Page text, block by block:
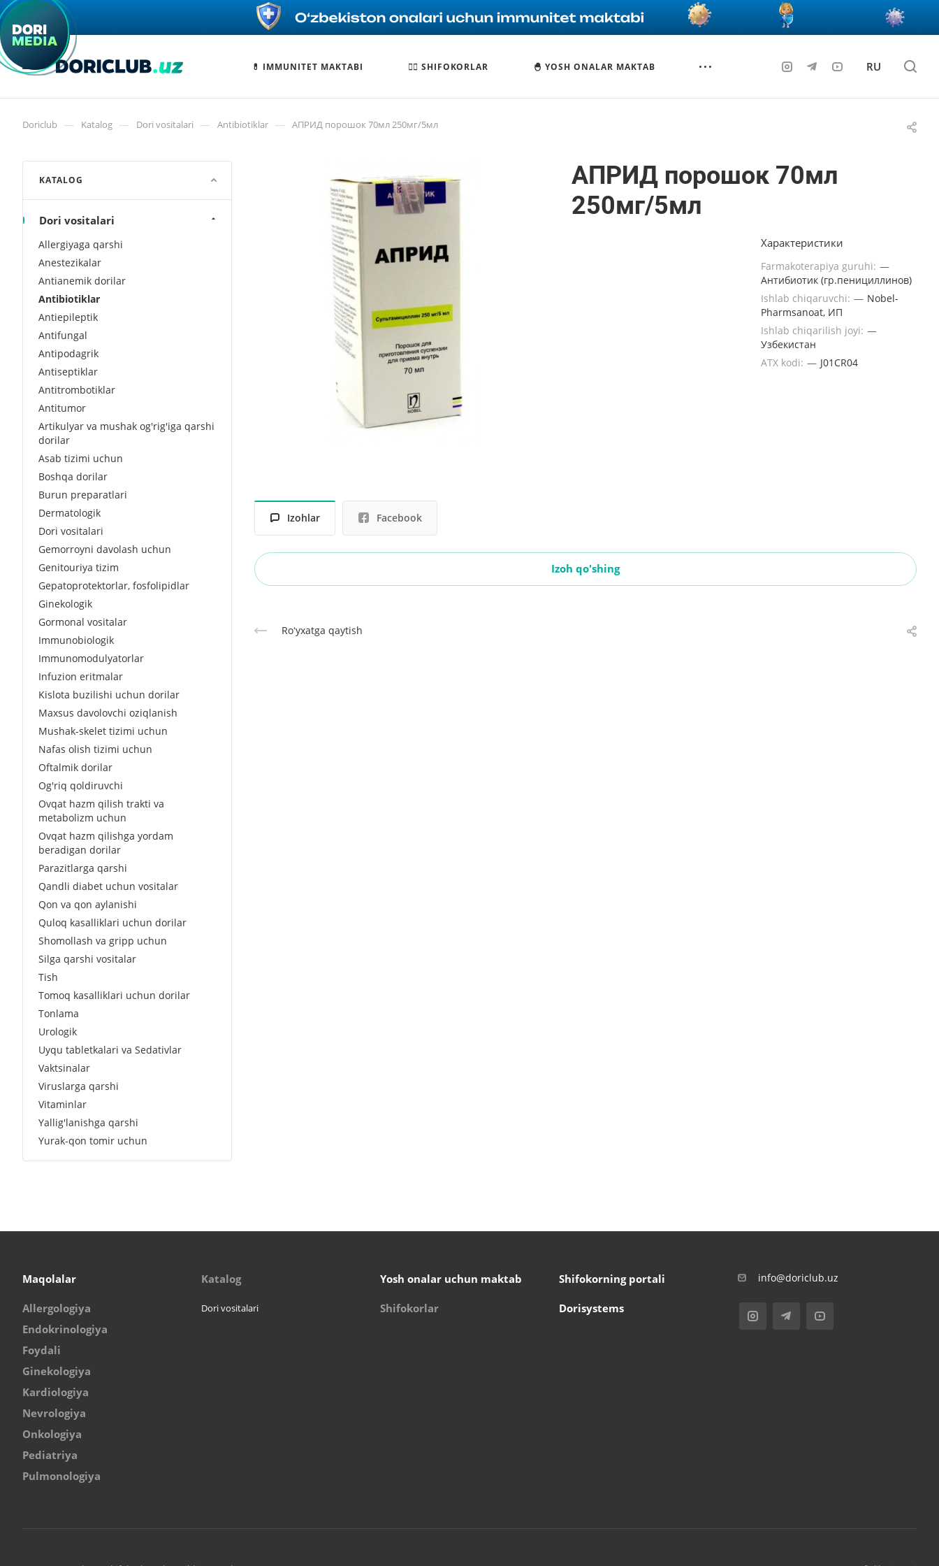
💊 IMMUNITET MAKTABI 🧑‍⚕️ SHIFOKORLAR 🐣 YOSH ONALAR MAKTAB RU
Doriclub — Katalog — Dori vositalari — Antibiotiklar — АПРИД порошок 70мл 250мг/5мл
АПРИД порошок 70мл
250мг/5мл
Характеристики
Farmakoterapiya guruhi: —
Антибиотик (гр.пенициллинов)
Ishlab chiqaruvchi: — Nobel-
Pharmsanoat, ИП
Ishlab chiqarilish joyi: —
Узбекистан
ATX kodi: — J01CR04
Izohlar Facebook
Izoh qo'shing
Roʻyxatga qaytish
KATALOG
Dori vositalari
Allergiyaga qarshi
Anestezikalar
Antianemik dorilar
Antibiotiklar
Antiepileptik
Antifungal
Antipodagrik
Antiseptiklar
Antitrombotiklar
Antitumor
Artikulyar va mushak og'rig'iga qarshi
dorilar
Asab tizimi uchun
Boshqa dorilar
Burun preparatlari
Dermatologik
Dori vositalari
Gemorroyni davolash uchun
Genitouriya tizim
Gepatoprotektorlar, fosfolipidlar
Ginekologik
Gormonal vositalar
Immunobiologik
Immunomodulyatorlar
Infuzion eritmalar
Kislota buzilishi uchun dorilar
Maxsus davolovchi oziqlanish
Mushak-skelet tizimi uchun
Nafas olish tizimi uchun
Oftalmik dorilar
Og'riq qoldiruvchi
Ovqat hazm qilish trakti va
metabolizm uchun
Ovqat hazm qilishga yordam
beradigan dorilar
Parazitlarga qarshi
Qandli diabet uchun vositalar
Qon va qon aylanishi
Quloq kasalliklari uchun dorilar
Shomollash va gripp uchun
Silga qarshi vositalar
Tish
Tomoq kasalliklari uchun dorilar
Tonlama
Urologik
Uyqu tabletkalari va Sedativlar
Vaktsinalar
Viruslarga qarshi
Vitaminlar
Yallig'lanishga qarshi
Yurak-qon tomir uchun
Maqolalar
Allergologiya
Endokrinologiya
Foydali
Ginekologiya
Kardiologiya
Nevrologiya
Onkologiya
Pediatriya
Pulmonologiya
Katalog
Dori vositalari
Yosh onalar uchun maktab
Shifokorlar
Shifokorning portali
Dorisystems
info@doriclub.uz